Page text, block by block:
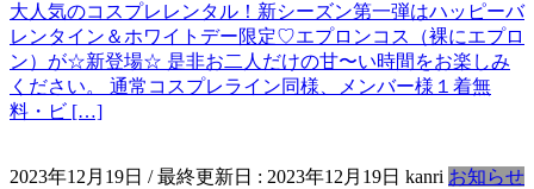
大人気のコスプレレンタル！新シーズン第一弾はハッピーバ
レンタイン＆ホワイトデー限定♡エプロンコス（裸にエプロ
ン）が☆新登場☆ 是非お二人だけの甘〜い時間をお楽しみ
ください。 通常コスプレライン同様、メンバー様１着無
料・ビ […]
2023年12月19日 / 最終更新日 : 2023年12月19日 kanri お知らせ